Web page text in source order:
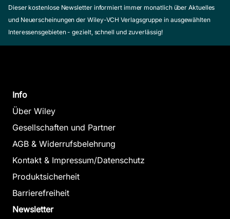
Dieser kostenlose Newsletter informiert immer monatlich über Aktuelles
und Neuerscheinungen der Wiley-VCH Verlagsgruppe in ausgewählten
Interessensgebieten - gezielt, schnell und zuverlässig!
Info
Über Wiley
Gesellschaften und Partner
AGB & Widerrufsbelehrung
Kontakt & Impressum/Datenschutz
Produktsicherheit
Barrierefreiheit
Newsletter